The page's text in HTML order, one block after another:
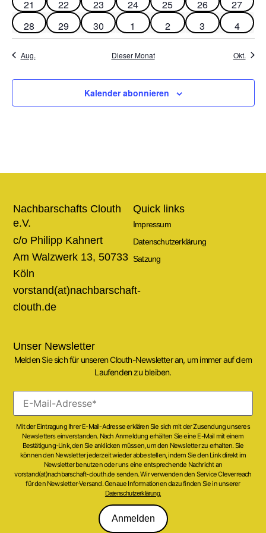
0 Veranstaltungen
21 0 Veranstaltungen
22 0 Veranstaltungen
23 0 Veranstaltungen
24 0 Veranstaltungen
25 0
26 0
27
0 Veranstaltungen
28 0 Veranstaltungen
29 0 Veranstaltungen
30 0 Veranstaltungen
1 0 Veranstaltungen
2 0
3 0
4
Aug. Dieser Monat Okt.
Kalender abonnieren
Quick links
Impressum
Datenschutzerklärung
Satzung
Nachbarschafts Clouth
e.V.
c/o Philipp Kahnert
Am Walzwerk 13, 50733
Köln
vorstand(at)nachbarschaft-
clouth.de
Unser Newsletter
Melden Sie sich für unseren Clouth-Newsletter an, um immer auf dem
Laufenden zu bleiben.
Mit der Eintragung Ihrer E-Mail-Adresse erklären Sie sich mit der Zusendung unseres
Newsletters einverstanden. Nach Anmeldung erhälten Sie eine E-Mail mit einem
Bestätigung-Link, den Sie anklicken müssen, um den Newsletter zu erhalten. Sie
können den Newsletter jederzeit wieder abbestellen, indem Sie den Link direkt im
Newsletter benutzen oder uns eine entsprechende Nachricht an
vorstand(at)nachbarschaft-clouth.de senden. Wir verwenden den Service Cleverreach
für den Newsletter-Versand. Genaue Informationen dazu finden Sie in unserer
Datenschutzerklärung.
Anmelden